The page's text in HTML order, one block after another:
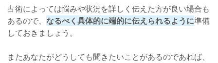
占術によっては悩みや状況を詳しく伝えた方が良い場合も
あるので、 なるべく具体的に端的に伝えられるように準備
しておきましょう。
またあなたがどうしても聞きたいことがあるのであれば、